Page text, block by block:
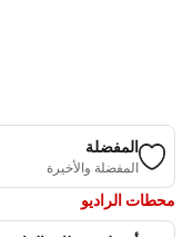
المفضلة
المفضلة والأخيرة
محطات الراديو